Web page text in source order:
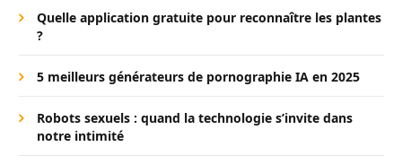
Quelle application gratuite pour reconnaître les plantes
?
5 meilleurs générateurs de pornographie IA en 2025
Robots sexuels : quand la technologie s’invite dans
notre intimité